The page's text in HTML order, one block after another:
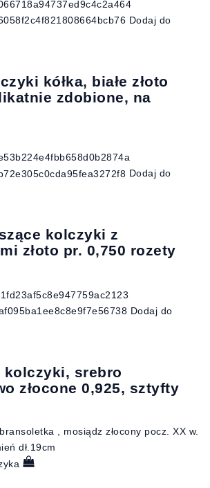
Dodaj do
kółka, białe złoto
zdobione, na
Dodaj do
kolczyki z
złoto pr. 0,750 rozety
Dodaj do
kolczyki, srebro
złocone 0,925, sztyfty